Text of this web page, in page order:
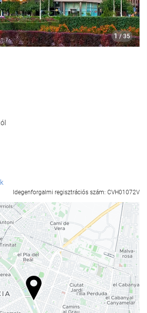
1 / 35
nemdohányzó
Idegenforgalmi regisztrációs szám: CVH01072V